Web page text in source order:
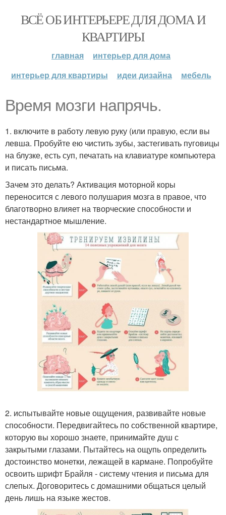
ВСЁ ОБ ИНТЕРЬЕРЕ ДЛЯ ДОМА И
КВАРТИРЫ
главная
интерьер для дома
интерьер для квартиры
идеи дизайна мебель
Время мозги напрячь.
1. включите в работу левую руку (или правую, если вы
левша. Пробуйте ею чистить зубы, застегивать пуговицы
на блузке, есть суп, печатать на клавиатуре компьютера
и писать письма.
Зачем это делать? Активация моторной коры
переносится с левого полушария мозга в правое, что
благотворно влияет на творческие способности и
нестандартное мышление.
2. испытывайте новые ощущения, развивайте новые
способности. Передвигайтесь по собственной квартире,
которую вы хорошо знаете, принимайте душ с
закрытыми глазами. Пытайтесь на ощупь определить
достоинство монетки, лежащей в кармане. Попробуйте
освоить шрифт Брайля - систему чтения и письма для
слепых. Договоритесь с домашними общаться целый
день лишь на языке жестов.